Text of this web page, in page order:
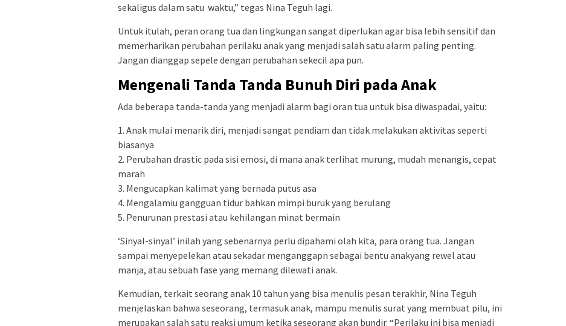
sekaligus dalam satu waktu,” tegas Nina Teguh lagi.
Untuk itulah, peran orang tua dan lingkungan sangat diperlukan agar bisa lebih sensitif dan
memerharikan perubahan perilaku anak yang menjadi salah satu alarm paling penting.
Jangan dianggap sepele dengan perubahan sekecil apa pun.
Mengenali Tanda Tanda Bunuh Diri pada Anak
Ada beberapa tanda-tanda yang menjadi alarm bagi oran tua untuk bisa diwaspadai, yaitu:
1. Anak mulai menarik diri, menjadi sangat pendiam dan tidak melakukan aktivitas seperti
biasanya
2. Perubahan drastic pada sisi emosi, di mana anak terlihat murung, mudah menangis, cepat
marah
3. Mengucapkan kalimat yang bernada putus asa
4. Mengalamiu gangguan tidur bahkan mimpi buruk yang berulang
5. Penurunan prestasi atau kehilangan minat bermain
‘Sinyal-sinyal’ inilah yang sebenarnya perlu dipahami olah kita, para orang tua. Jangan
sampai menyepelekan atau sekadar menganggapn sebagai bentu anakyang rewel atau
manja, atau sebuah fase yang memang dilewati anak.
Kemudian, terkait seorang anak 10 tahun yang bisa menulis pesan terakhir, Nina Teguh
menjelaskan bahwa seseorang, termasuk anak, mampu menulis surat yang membuat pilu, ini
merupakan salah satu reaksi umum ketika seseorang akan bundir. “Perilaku ini bisa menjadi